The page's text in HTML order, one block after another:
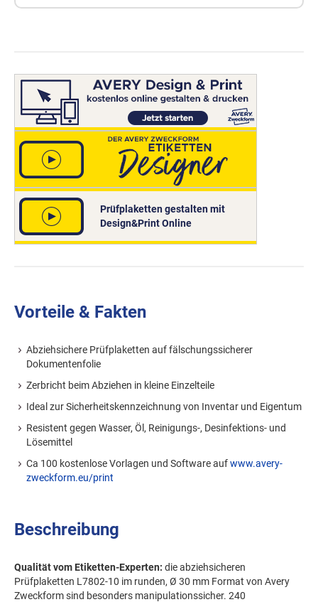
Prüfplaketten gestalten mit
Design&Print Online
Vorteile & Fakten
Abziehsichere Prüfplaketten auf fälschungssicherer
Dokumentenfolie
Zerbricht beim Abziehen in kleine Einzelteile
Ideal zur Sicherheitskennzeichnung von Inventar und Eigentum
Resistent gegen Wasser, Öl, Reinigungs-, Desinfektions- und
Lösemittel
Ca 100 kostenlose Vorlagen und Software aufwww.avery-
zweckform.eu/print
Beschreibung
Qualität vom Etiketten-Experten: die abziehsicheren
Prüfplaketten L7802-10 im runden, Ø 30 mm Format von Avery
Zweckform sind besonders manipulationssicher. 240